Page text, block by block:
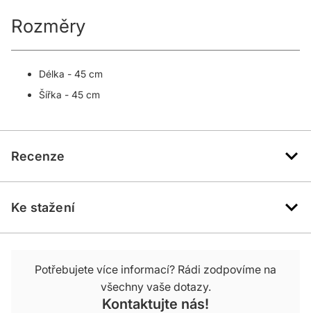
Rozměry
Délka - 45 cm
Šířka - 45 cm
Recenze
Ke stažení
Potřebujete více informací? Rádi zodpovíme na
všechny vaše dotazy.
Kontaktujte nás!